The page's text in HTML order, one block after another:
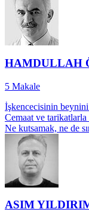
HAMDULLAH
5 Makale
İşkencecisinin
Cemaat ve
Ne kutsamak, ne de
ASIM